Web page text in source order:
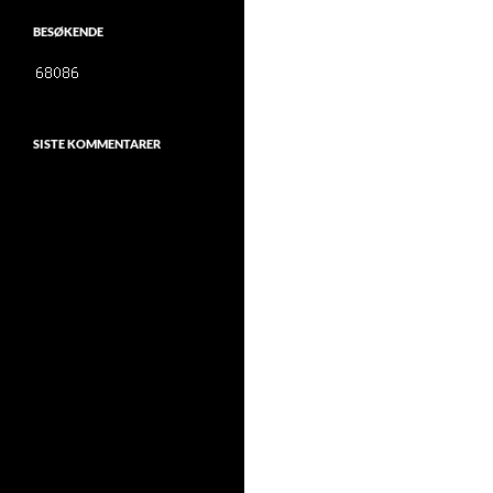
BESØKENDE
SISTE KOMMENTARER